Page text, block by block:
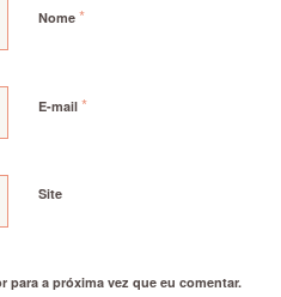
Nome *
E-mail *
Site
para a próxima vez que eu comentar.